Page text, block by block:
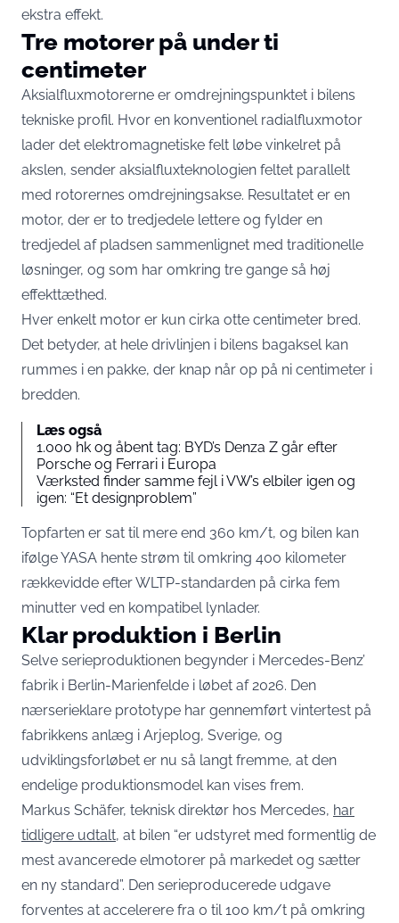
ekstra effekt.
Tre motorer på under ti
centimeter
Aksialfluxmotorerne er omdrejningspunktet i bilens
tekniske profil. Hvor en konventionel radialfluxmotor
lader det elektromagnetiske felt løbe vinkelret på
akslen, sender aksialfluxteknologien feltet parallelt
med rotorernes omdrejningsakse. Resultatet er en
motor, der er to tredjedele lettere og fylder en
tredjedel af pladsen sammenlignet med traditionelle
løsninger, og som har omkring tre gange så høj
effekttæthed.
Hver enkelt motor er kun cirka otte centimeter bred.
Det betyder, at hele drivlinjen i bilens bagaksel kan
rummes i en pakke, der knap når op på ni centimeter i
bredden.
Læs også
1.000 hk og åbent tag: BYD’s Denza Z går efter
Porsche og Ferrari i Europa
Værksted finder samme fejl i VW’s elbiler igen og
igen: “Et designproblem”
Topfarten er sat til mere end 360 km/t, og bilen kan
ifølge YASA hente strøm til omkring 400 kilometer
rækkevidde efter WLTP-standarden på cirka fem
minutter ved en kompatibel lynlader.
Klar produktion i Berlin
Selve serieproduktionen begynder i Mercedes-Benz’
fabrik i Berlin-Marienfelde i løbet af 2026. Den
nærserieklare prototype har gennemført vintertest på
fabrikkens anlæg i Arjeplog, Sverige, og
udviklingsforløbet er nu så langt fremme, at den
endelige produktionsmodel kan vises frem.
Markus Schäfer, teknisk direktør hos Mercedes, har
tidligere udtalt, at bilen “er udstyret med formentlig de
mest avancerede elmotorer på markedet og sætter
en ny standard”. Den serieproducerede udgave
forventes at accelerere fra 0 til 100 km/t på omkring